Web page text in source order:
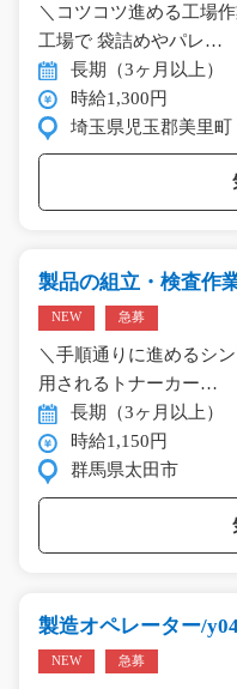
＼コツコツ進める工場
工場で 袋詰めやパレ…
長期（3ヶ月以上）
時給1,300円
埼玉県児玉郡美里町
製品の組立・検査作
NEW 急募
＼手順通りに進めるシ
用されるトナーカー…
長期（3ヶ月以上）
時給1,150円
群馬県太田市
製造オペレーター/
NEW 急募